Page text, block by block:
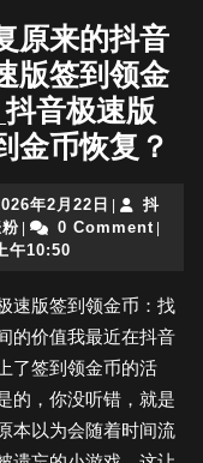
原来的抖音
版签到领金
音极速版
金币恢复？
的
抖
极
速
年2月22日 2026
年
22
日
|
抖
抖
音
粉
| 0 Comment |
上午10:50
速版签到领金币：找
的价值我最近在抖音
了签到领金币的活
的，你没听错，就是
本以为会随着时间流